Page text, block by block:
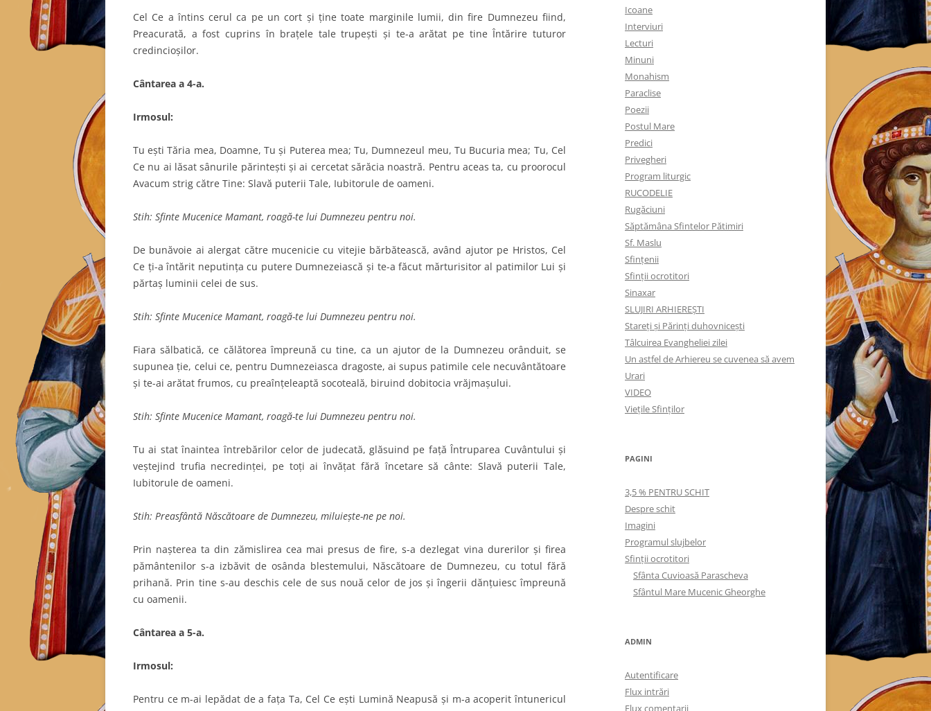
Cel Ce a întins cerul ca pe un cort şi ţine toate marginile lumii, din fire Dumnezeu fiind,
Preacurată, a fost cuprins în braţele tale trupeşti şi te-a arătat pe tine Întărire tuturor
credincioşilor.
Cântarea a 4-a.
Irmosul:
Tu eşti Tăria mea, Doamne, Tu şi Puterea mea; Tu, Dumnezeul meu, Tu Bucuria mea; Tu, Cel
Ce nu ai lăsat sânurile părinteşti şi ai cercetat sărăcia noastră. Pentru aceas ta, cu proorocul
Avacum strig către Tine: Slavă puterii Tale, Iubitorule de oameni.
Stih: Sfinte Mucenice Mamant, roagă-te lui Dumnezeu pentru noi.
De bunăvoie ai alergat către mucenicie cu vitejie bărbătească, având ajutor pe Hristos, Cel
Ce ţi-a întărit neputinţa cu putere Dumnezeiască şi te-a făcut mărturisitor al patimilor Lui şi
părtaş luminii celei de sus.
Stih: Sfinte Mucenice Mamant, roagă-te lui Dumnezeu pentru noi.
Fiara sălbatică, ce călătorea împreună cu tine, ca un ajutor de la Dumnezeu orânduit, se
supunea ţie, celui ce, pentru Dumnezeiasca dragoste, ai supus patimile cele necuvântătoare
şi te-ai arătat frumos, cu preaînţeleaptă socoteală, biruind dobitocia vrăjmaşului.
Stih: Sfinte Mucenice Mamant, roagă-te lui Dumnezeu pentru noi.
Tu ai stat înaintea întrebărilor celor de judecată, glăsuind pe faţă Întruparea Cuvântului şi
veştejind trufia necredinţei, pe toţi ai învăţat fără încetare să cânte: Slavă puterii Tale,
Iubitorule de oameni.
Stih: Preasfântă Născătoare de Dumnezeu, miluieşte-ne pe noi.
Prin naşterea ta din zămislirea cea mai presus de fire, s-a dezlegat vina durerilor şi firea
pământenilor s-a izbăvit de osânda blestemului, Născătoare de Dumnezeu, cu totul fără
prihană. Prin tine s-au deschis cele de sus nouă celor de jos şi îngerii dănţuiesc împreună
cu oamenii.
Cântarea a 5-a.
Irmosul:
Pentru ce m-ai lepădat de a faţa Ta, Cel Ce eşti Lumină Neapusă şi m-a acoperit întunericul
Icoane
Interviuri
Lecturi
Minuni
Monahism
Paraclise
Poezii
Postul Mare
Predici
Privegheri
Program liturgic
RUCODELIE
Rugăciuni
Săptămâna Sfintelor Pătimiri
Sf. Maslu
Sfințenii
Sfinții ocrotitori
Sinaxar
SLUJIRI ARHIEREȘTI
Stareți și Părinți duhovnicești
Tâlcuirea Evangheliei zilei
Un astfel de Arhiereu se cuvenea să avem
Urari
VIDEO
Viețile Sfinților
PAGINI
3,5 % PENTRU SCHIT
Despre schit
Imagini
Programul slujbelor
Sfinţii ocrotitori
Sfânta Cuvioasă Parascheva
Sfântul Mare Mucenic Gheorghe
ADMIN
Autentificare
Flux intrări
Flux comentarii